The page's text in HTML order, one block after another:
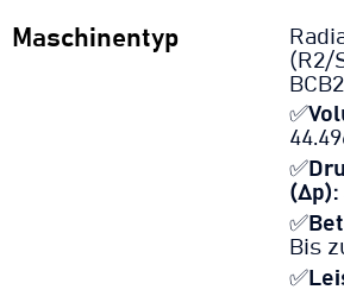
Maschinentyp
(R2/
✅
✅
(Δp):
✅
Bis
✅